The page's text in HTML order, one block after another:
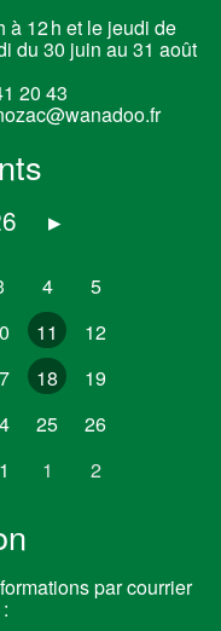
à 12 h et le jeudi de
du 30 juin au 31 août
20 43
▸
4
5
11
12
18
19
25
26
1 2
par courrier